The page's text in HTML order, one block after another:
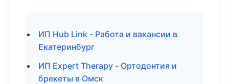
ИП Hub Link - Работа и вакансии в
Екатеринбург
ИП Expert Therapy - Ортодонтия и
брекеты в Омск